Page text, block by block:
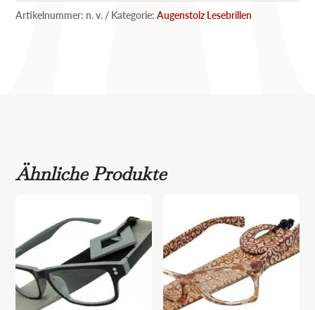
Artikelnummer: n. v. Kategorie:Augenstolz Lesebrillen
Ähnliche Produkte